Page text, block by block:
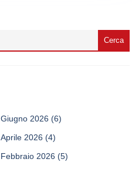
Giugno 2026 (6)
Aprile 2026 (4)
Febbraio 2026 (5)